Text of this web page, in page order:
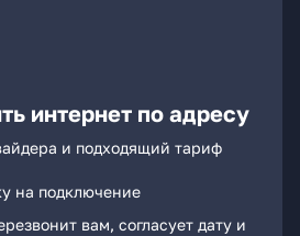
интернет по адресу
и подходящий тариф
на подключение
вам, согласует дату и